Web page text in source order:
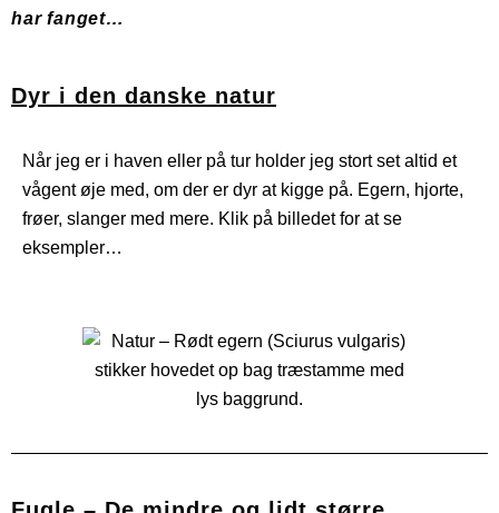
har fanget…
Dyr i den danske natur
Når jeg er i haven eller på tur holder jeg stort set altid et
vågent øje med, om der er dyr at kigge på. Egern, hjorte,
frøer, slanger med mere. Klik på billedet for at se
eksempler…